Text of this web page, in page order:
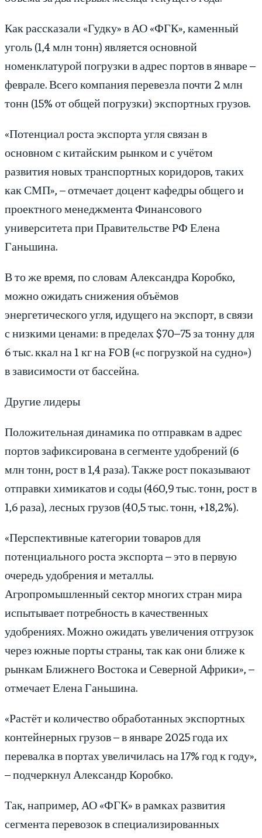
Как рассказали «Гудку» в АО «ФГК», каменный
уголь (1,4 млн тонн) является основной
номенклатурой погрузки в адрес портов в январе –
феврале. Всего компания перевезла почти 2 млн
тонн (15% от общей погрузки) экспортных грузов.
«Потенциал роста экспорта угля связан в
основном с китайским рынком и с учётом
развития новых транспортных коридоров, таких
как СМП», – отмечает доцент кафед­ры общего и
проектного менеджмента Финансового
университета при Правительстве РФ Елена
Ганьшина.
В то же время, по словам Александра Коробко,
можно ожидать снижения объёмов
энергетического угля, идущего на экспорт, в связи
с низкими ценами: в пределах $70–75 за тонну для
6 тыс. ккал на 1 кг на FOB («с погрузкой на судно»)
в зависимости от бассейна.
Другие лидеры
Положительная динамика по отправкам в адрес
портов зафиксирована в сегменте удобрений (6
млн тонн, рост в 1,4 раза). Также рост показывают
отправки химикатов и соды (460,9 тыс. тонн, рост в
1,6 раза), лесных грузов (40,5 тыс. тонн, +18,2%).
«Перспективные категории товаров для
потенциального роста экспорта – это в первую
очередь удобрения и металлы.
Агропромышленный сектор многих стран мира
испытывает потребность в качественных
удобрениях. Можно ожидать увеличения отгрузок
через южные порты страны, так как они ближе к
рынкам Ближнего Востока и Северной Африки», –
отмечает Елена Ганьшина.
«Растёт и количество обработанных экспортных
контейнерных грузов – в январе 2025 года их
перевалка в портах увеличилась на 17% год к году»,
– подчеркнул Александр Коробко.
Так, например, АО «ФГК» в рамках развития
сегмента перевозок в специализированных